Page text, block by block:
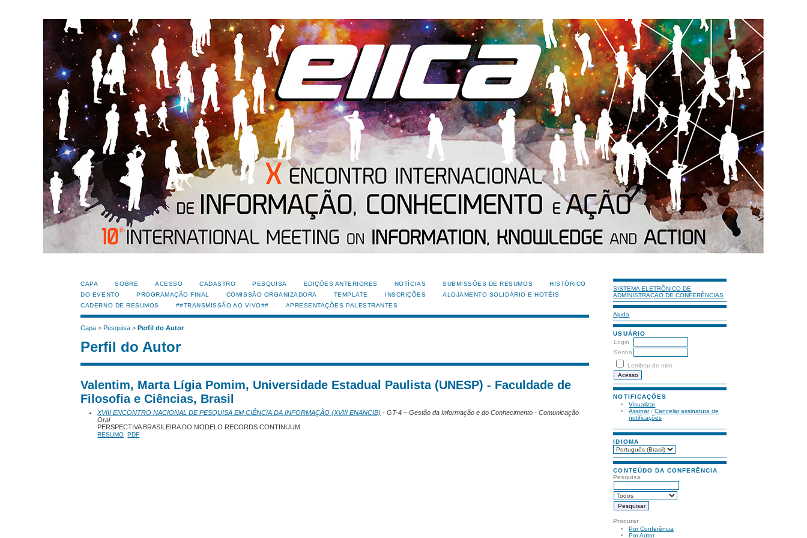
SISTEMA ELETRÔNICO DE
ADMINISTRAÇÃO DE CONFERÊNCIAS
Ajuda
USUÁRIO
Login
Senha
Lembrar de mim
NOTIFICAÇÕES
Visualizar
Assinar/Cancelar assinatura de
notificações
IDIOMA
CONTEÚDO DA CONFERÊNCIA
Pesquisa
Procurar
Por Conferência
Por Autor
CAPA SOBRE ACESSO CADASTRO PESQUISA EDIÇÕES ANTERIORES NOTÍCIAS SUBMISSÕES DE RESUMOS
HISTÓRICO
DO EVENTO
PROGRAMAÇÃO FINAL COMISSÃO ORGANIZADORA TEMPLATE INSCRIÇÕES
ALOJAMENTO SOLIDÁRIO E HOTÉIS
CADERNO DE RESUMOS
##TRANSMISSÃO AO VIVO## APRESENTAÇÕES PALESTRANTES
Capa >Pesquisa >Perfil do Autor
Perfil do Autor
Valentim, Marta Lígia Pomim, Universidade Estadual Paulista (UNESP) - Faculdade de
Filosofia e Ciências, Brasil
XVIII ENCONTRO NACIONAL DE PESQUISA EM CIÊNCIA DA INFORMAÇÃO (XVIII ENANCIB) - GT-4 – Gestão da Informação e do Conhecimento - Comunicação
Oral
PERSPECTIVA BRASILEIRA DO MODELO RECORDS CONTINUUM
RESUMO PDF